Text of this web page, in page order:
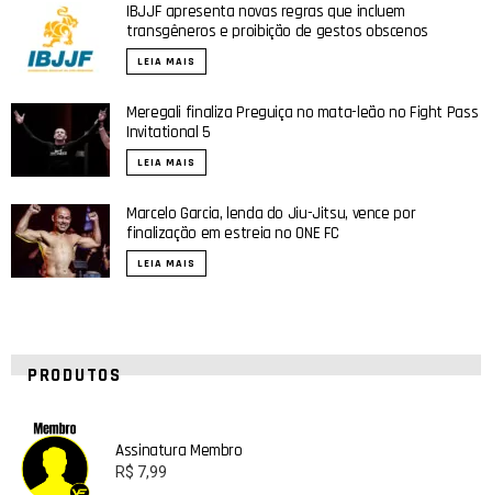
IBJJF apresenta novas regras que incluem
transgêneros e proibição de gestos obscenos
LEIA MAIS
Meregali finaliza Preguiça no mata-leão no Fight Pass
Invitational 5
LEIA MAIS
Marcelo Garcia, lenda do Jiu-Jitsu, vence por
finalização em estreia no ONE FC
LEIA MAIS
PRODUTOS
Assinatura Membro
R$ 7,99